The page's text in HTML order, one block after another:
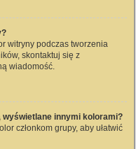
witryny podczas tworzenia
skontaktuj się z
wiadomość.
wyświetlane innymi kolorami?
członkom grupy, aby ułatwić